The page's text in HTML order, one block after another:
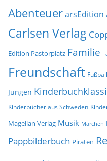
e
v
AbenteuerarsEdition
Carlsen Verlag
Edition Pastorplatz Familie
Freundschaft Fußball
Jungen
Kinderbücher aus Schweden
Magellan Verlag Musik Märchen
Pappbilderbuch Piraten